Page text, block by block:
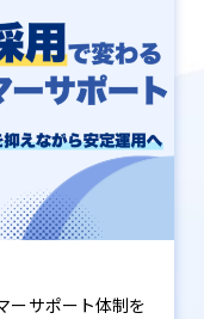
ーサポート体制を